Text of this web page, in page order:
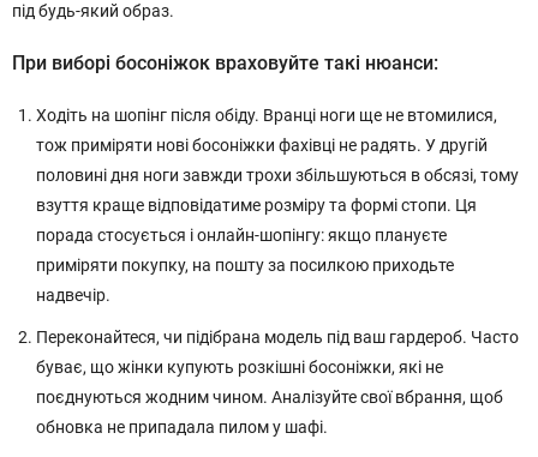
під будь-який образ.
При виборі босоніжок враховуйте такі нюанси:
Ходіть на шопінг після обіду. Вранці ноги ще не втомилися,
тож приміряти нові босоніжки фахівці не радять. У другій
половині дня ноги завжди трохи збільшуються в обсязі, тому
взуття краще відповідатиме розміру та формі стопи. Ця
порада стосується і онлайн-шопінгу: якщо плануєте
приміряти покупку, на пошту за посилкою приходьте
надвечір.
Переконайтеся, чи підібрана модель під ваш гардероб. Часто
буває, що жінки купують розкішні босоніжки, які не
поєднуються жодним чином. Аналізуйте свої вбрання, щоб
обновка не припадала пилом у шафі.